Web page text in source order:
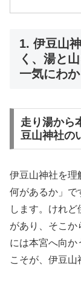
1. 伊豆山
く、湯と
一気にわ
走り湯から
豆山神社の
伊豆山神社を理
何があるか」で
します。けれ
があり、そこか
には本宮へ向か
こそが、伊豆山